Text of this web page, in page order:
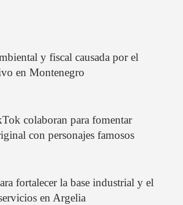
y fiscal causada por el
en Montenegro
colaboran para fomentar
con personajes famosos
fortalecer la base industrial y el
en Argelia